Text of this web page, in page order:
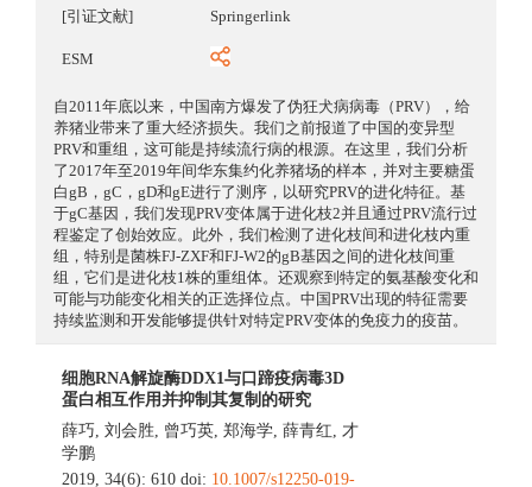
[引证文献] Springerlink
ESM
自2011年底以来，中国南方爆发了伪狂犬病病毒（PRV），给
养猪业带来了重大经济损失。我们之前报道了中国的变异型
PRV和重组，这可能是持续流行病的根源。在这里，我们分析
了2017年至2019年间华东集约化养猪场的样本，并对主要糖蛋
白gB，gC，gD和gE进行了测序，以研究PRV的进化特征。基
于gC基因，我们发现PRV变体属于进化枝2并且通过PRV流行过
程鉴定了创始效应。此外，我们检测了进化枝间和进化枝内重
组，特别是菌株FJ-ZXF和FJ-W2的gB基因之间的进化枝间重
组，它们是进化枝1株的重组体。还观察到特定的氨基酸变化和
可能与功能变化相关的正选择位点。中国PRV出现的特征需要
持续监测和开发能够提供针对特定PRV变体的免疫力的疫苗。
细胞RNA解旋酶DDX1与口蹄疫病毒3D
蛋白相互作用并抑制其复制的研究
薛巧,刘会胜, 曾巧英,郑海学,薛青红,才
学鹏
2019, 34(6): 610 doi: 10.1007/s12250-019-